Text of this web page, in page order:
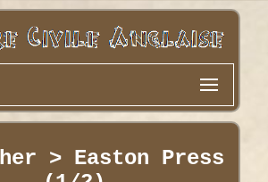
> Easton Press